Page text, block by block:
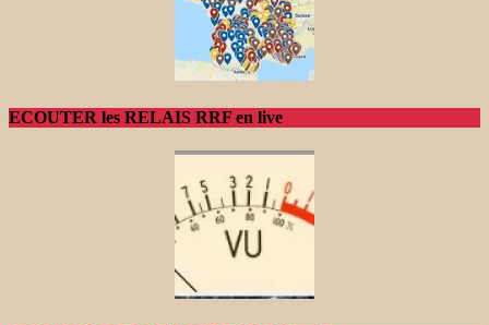
ECOUTER les RELAIS RRF en live